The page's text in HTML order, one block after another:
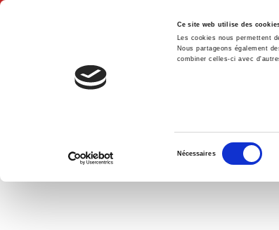
Ce site web utilise des
Les cookies nous permettent
Nous partageons également
combiner celles-ci avec
consentement
Nécessaires
PANIER D'ACHATS